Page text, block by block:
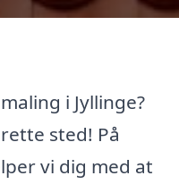
i Jyllinge?
sted! På
vi dig med at